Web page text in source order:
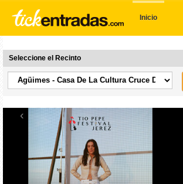
Inicio
Seleccione el Recinto
‹